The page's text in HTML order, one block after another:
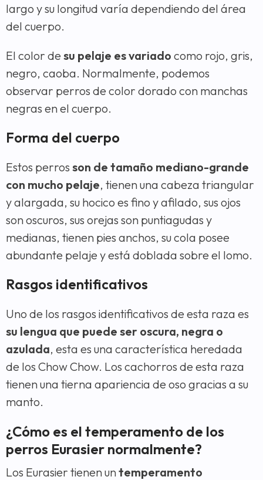
largo y su longitud varía dependiendo del área
del cuerpo.
El color de su pelaje es variado como rojo, gris,
negro, caoba. Normalmente, podemos
observar perros de color dorado con manchas
negras en el cuerpo.
Forma del cuerpo
Estos perros son de tamaño mediano-grande
con mucho pelaje, tienen una cabeza triangular
y alargada, su hocico es fino y afilado, sus ojos
son oscuros, sus orejas son puntiagudas y
medianas, tienen pies anchos, su cola posee
abundante pelaje y está doblada sobre el lomo.
Rasgos identificativos
Uno de los rasgos identificativos de esta raza es
su lengua que puede ser oscura, negra o
azulada, esta es una característica heredada
de los Chow Chow. Los cachorros de esta raza
tienen una tierna apariencia de oso gracias a su
manto.
¿Cómo es el temperamento de los
perros Eurasier normalmente?
Los Eurasier tienen untemperamento